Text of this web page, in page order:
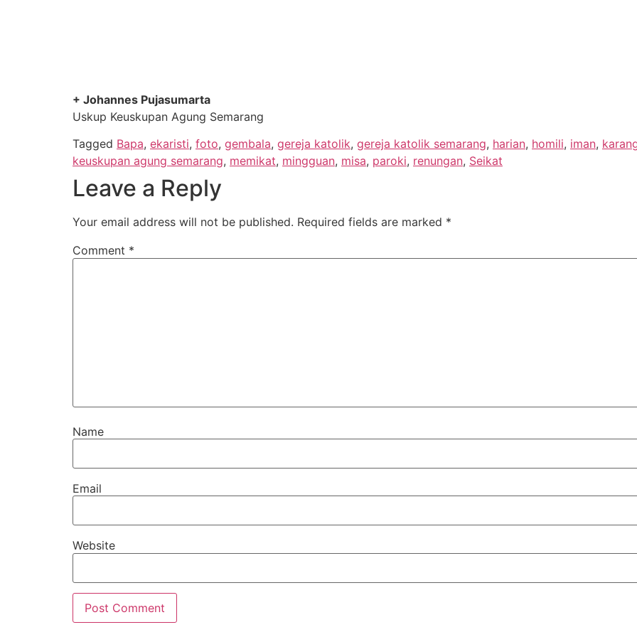
+ Johannes Pujasumarta
Uskup Keuskupan Agung Semarang
Tagged Bapa, ekaristi, foto, gembala, gereja katolik, gereja katolik semarang, harian, homili, iman,
keuskupan agung semarang, memikat, mingguan, misa, paroki, renungan, Seikat
Leave a Reply
Your email address will not be published. Required fields are marked *
Comment *
Name
Email
Website